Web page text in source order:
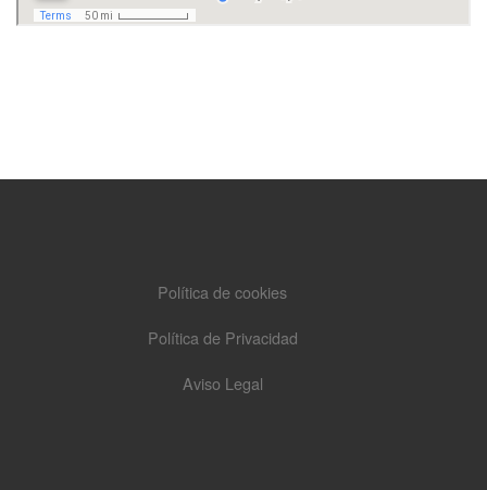
Política de cookies
Política de Privacidad
Aviso Legal